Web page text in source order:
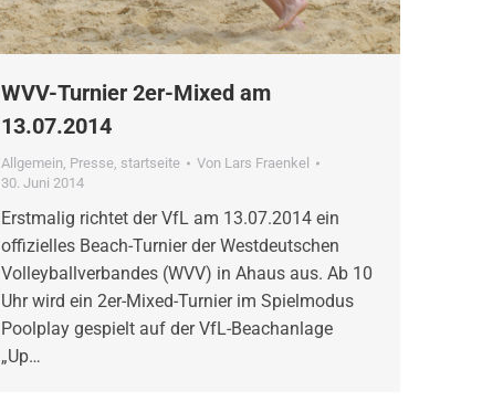
WVV-Turnier 2er-Mixed am
13.07.2014
Allgemein Presse startseite Von Lars Fraenkel
30. Juni 2014
Erstmalig richtet der VfL am 13.07.2014 ein
offizielles Beach-Turnier der Westdeutschen
Volleyballverbandes (WVV) in Ahaus aus. Ab 10
Uhr wird ein 2er-Mixed-Turnier im Spielmodus
Poolplay gespielt auf der VfL-Beachanlage
„Up…